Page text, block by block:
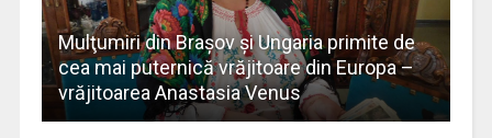
Mulţumiri din Brașov și Ungaria primite de
cea mai puternică vrăjitoare din Europa –
vrăjitoarea Anastasia Venus